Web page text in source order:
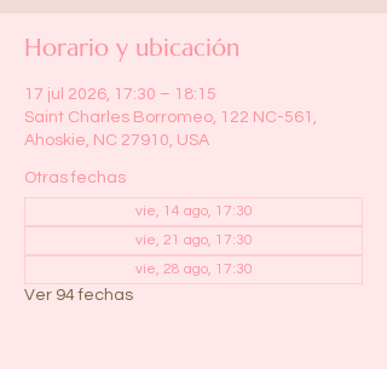
Horario y ubicación
17 jul 2026, 17:30 – 18:15
Saint Charles Borromeo, 122 NC-561,
Ahoskie, NC 27910, USA
Otras fechas
vie, 14 ago, 17:30
vie, 21 ago, 17:30
vie, 28 ago, 17:30
Ver 94 fechas